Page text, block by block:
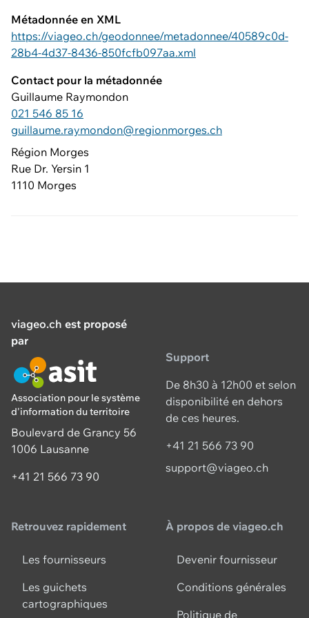
Métadonnée en XML
https://viageo.ch/geodonnee/metadonnee/40589c0d-
28b4-4d37-8436-850fcfb097aa.xml
Contact pour la métadonnée
Guillaume Raymondon
021 546 85 16
guillaume.raymondon@regionmorges.ch
Région Morges
Rue Dr. Yersin 1
1110 Morges
viageo.ch est proposé
par
Association pour le système
d'information du territoire
Boulevard de Grancy 56
1006 Lausanne
+41 21 566 73 90
Support
De 8h30 à 12h00 et selon
disponibilité en dehors
de ces heures.
+41 21 566 73 90
support@viageo.ch
Retrouvez rapidement
Les fournisseurs
Les guichets
cartographiques
À propos de viageo.ch
Devenir fournisseur
Conditions générales
Politique de